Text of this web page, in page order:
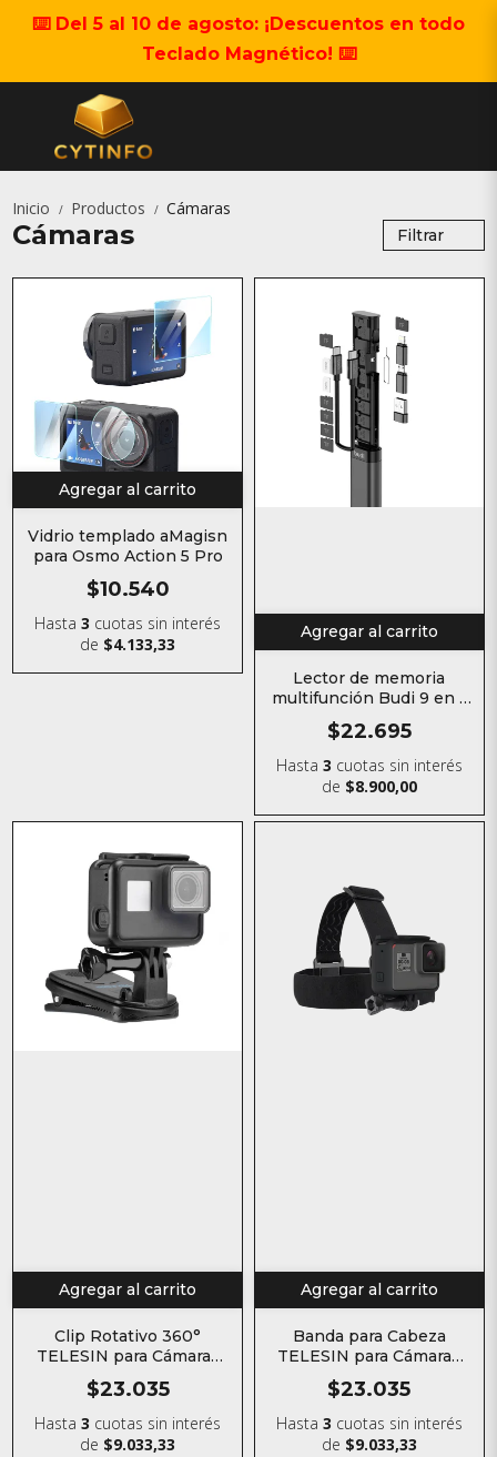
⌨️ Del 5 al 10 de agosto: ¡Descuentos en todo
Teclado Magnético! ⌨️
Inicio / Productos / Cámaras
Cámaras Filtrar
Agregar al carrito
Vidrio templado aMagisn
para Osmo Action 5 Pro
$10.540
Hasta3 cuotas sin interés
de $4.133,33
Agregar al carrito
Lector de memoria
multifunción Budi 9 en 1
con lector TF y Kit SIM
$22.695
Hasta 3 cuotas sin interés
de $8.900,00
Agregar al carrito
Clip Rotativo 360°
TELESIN para Cámaras
de Acción
$23.035
Hasta3 cuotas sin interés
de $9.033,33
Agregar al carrito
Banda para Cabeza
TELESIN para Cámaras
de Acción
$23.035
Hasta 3 cuotas sin interés
de $9.033,33